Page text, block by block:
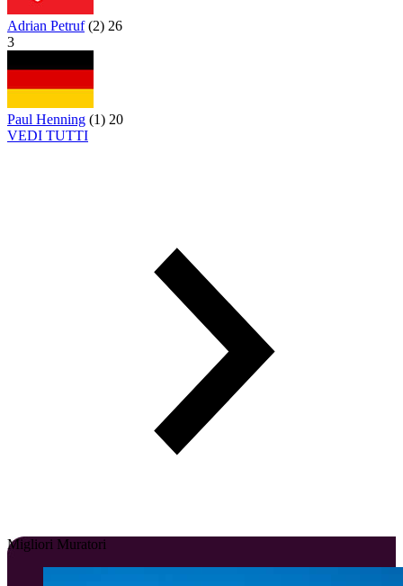
Adrian Petruf (2) 26
3
Paul Henning (1) 20
VEDI TUTTI
Migliori Muratori